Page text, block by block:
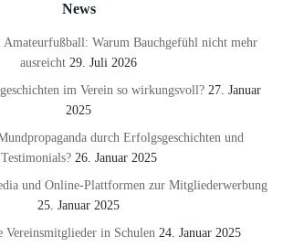
News
Amateurfußball: Warum Bauchgefühl nicht mehr
ausreicht 29. Juli 2026
im Verein so wirkungsvoll? 27. Januar
2025
durch Erfolgsgeschichten und
Testimonials? 26. Januar 2025
und Online-Plattformen zur Mitgliederwerbung
25. Januar 2025
Vereinsmitglieder in Schulen 24. Januar 2025